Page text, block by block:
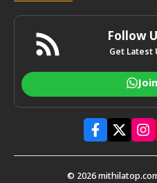
Follow
Get Latest
© 2026